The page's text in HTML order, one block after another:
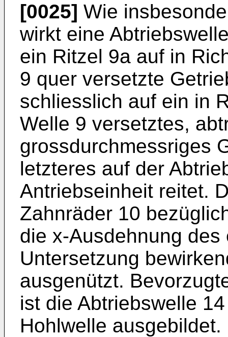
[0025] Wie
wirkt eine
ein Ritzel 9a auf in
9 quer versetzte
schliesslich auf ein in
Welle 9 versetztes,
grossdurchmessriges
letzteres auf der
Antriebseinheit reitet.
Zahnräder 10
die x-Ausdehnung
Untersetzung
ausgenützt.
ist die Abtriebswelle
Hohlwelle ausgebildet.